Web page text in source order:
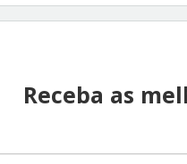
Receba as